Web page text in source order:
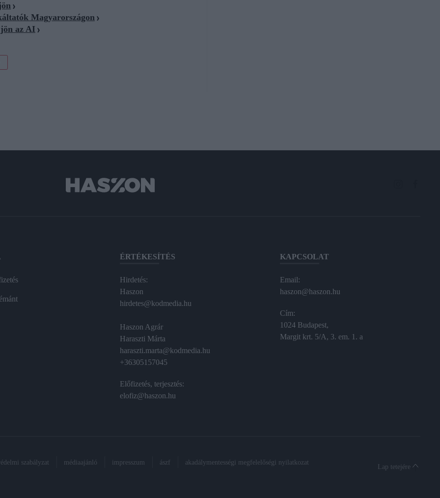
Magyarországon
az AI
ÉRTÉKESÍTÉS
Hirdetés:
Haszon
hirdetes@kodmedia.hu
Haszon Agrár
Haraszti Márta
haraszti.marta@kodmedia.hu
+36305157045
Előfizetés, terjesztés:
elofiz@haszon.hu
KAPCSOLAT
Email:
haszon@haszon.hu
Cím:
1024 Budapest,
Margit krt. 5/A, 3. em. 1. a
szabályzat médiaajánló impresszum ászf akadálymentességi megfelelőségi nyilatkozat
Lap tetejére